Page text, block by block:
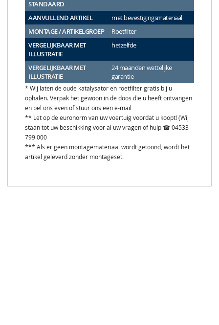
STANDAARD
AANVULLEND ARTIKEL
met bevestigingsmateriaal
MONTAGE / ARTIKELGROEP
Roetfilter
VERGELIJKBAAR MET
ILLUSTRATIE
hetzelfde
VERGELIJKBAAR MET
ILLUSTRATIE
24 maanden wettelijke
garantie
* Wij laten de oude katalysator en roetfilter gratis bij u
ophalen. Verpak het gewoon in de doos die u heeft ontvangen
en bel ons even of stuur ons een e-mail
** Let op de euronorm van uw voertuig voordat u koopt! (Wij
staan tot uw beschikking voor al uw vragen of hulp ☎ 04533
799 000
*** Als er geen montagemateriaal wordt getoond, wordt het
artikel geleverd zonder montageset.